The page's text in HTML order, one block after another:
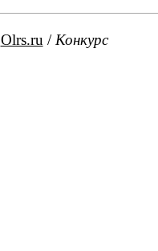
Olrs.ru / Конкурс